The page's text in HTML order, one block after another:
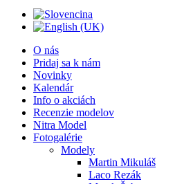
O nás
Pridaj sa k nám
Novinky
Kalendár
Info o akciách
Recenzie modelov
Nitra Model
Fotogalérie
Modely
Martin Mikuláš
Laco Rezák